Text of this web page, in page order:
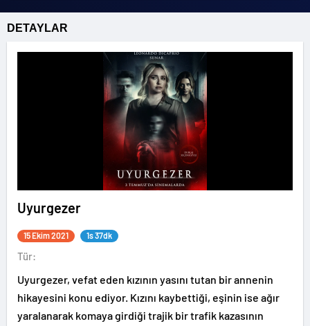
DETAYLAR
Uyurgezer
15 Ekim 2021 1s 37dk
Tür:
Uyurgezer, vefat eden kızının yasını tutan bir annenin
hikayesini konu ediyor. Kızını kaybettiği, eşinin ise ağır
yaralanarak komaya girdiği trajik bir trafik kazasının